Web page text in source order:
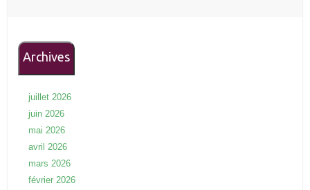
Archives
juillet 2026
juin 2026
mai 2026
avril 2026
mars 2026
février 2026